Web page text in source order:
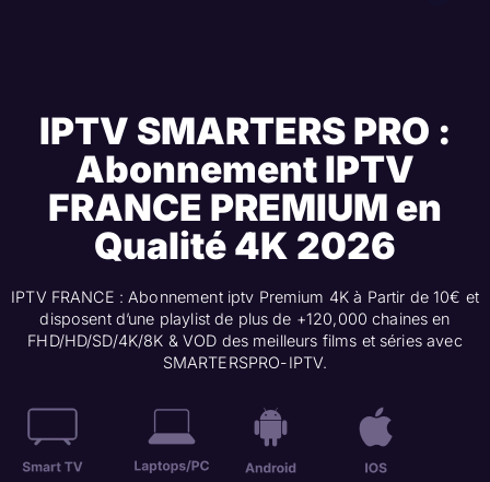
IPTV SMARTERS PRO :
Abonnement IPTV
FRANCE PREMIUM en
Qualité 4K 2026
IPTV FRANCE : Abonnement iptv Premium 4K à Partir de 10€ et
disposent d’une playlist de plus de +120,000 chaines en
FHD/HD/SD/4K/8K & VOD des meilleurs films et séries avec
SMARTERSPRO-IPTV.